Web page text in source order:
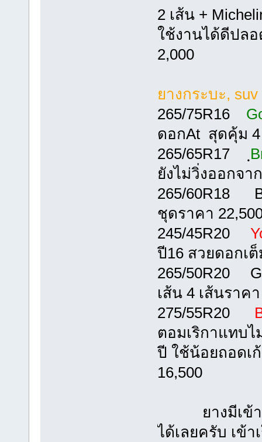
2 เส้น +
ใช้งานได้ดีปลอ
2,000
ยางกระบะ,
265/75R16
ดอกAt สุดคุ้ม 4
265/65R17 ฺ
ยังไม่วิ่งออกจา
265/60R18
ชุดราคา
245/45R20
ปี16 สวยดอกเ
265/50R20
เส้น 4 เส้นราค
275/55R20
ตอมเริกาแทบ
ปี ใช้น้อยถอดเ
16,500
ยางมีเข้าอ
ได้เลยครับ เข้า